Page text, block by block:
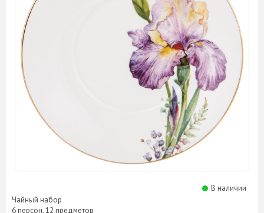
В наличии
Чайный набор
6 персон. 12 предметов